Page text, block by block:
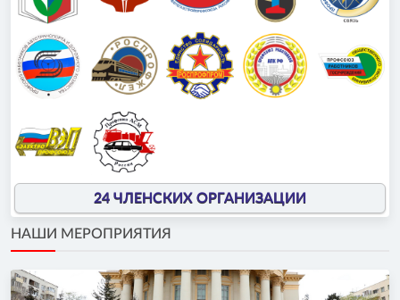
24 ЧЛЕНСКИХ ОРГАНИЗАЦИИ
НАШИ МЕРОПРИЯТИЯ